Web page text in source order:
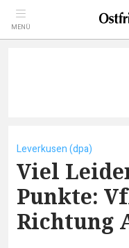
MENÜ
Leverkusen (dpa)
Viel
Punkte:
Richtung